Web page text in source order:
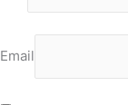
Email